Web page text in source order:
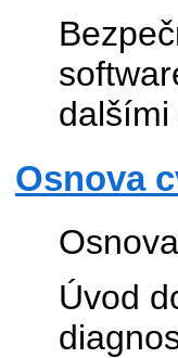
Osnova
Úvod